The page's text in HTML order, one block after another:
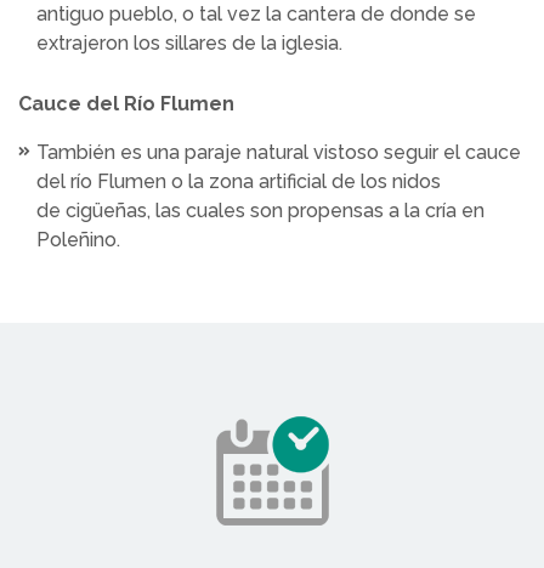
antiguo pueblo, o tal vez la cantera de donde se
extrajeron los sillares de la iglesia.
Cauce del Río Flumen
También es una paraje natural vistoso seguir el cauce
del río Flumen o la zona artificial de los nidos
de cigüeñas, las cuales son propensas a la cría en
Poleñino.